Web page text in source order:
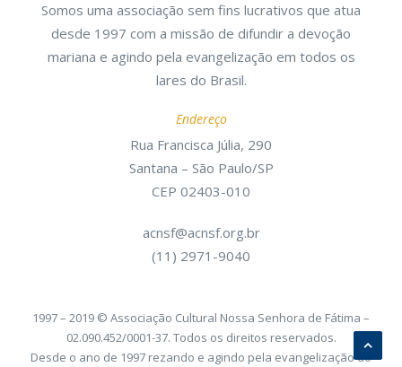
Somos uma associação sem fins lucrativos que atua
desde 1997 com a missão de difundir a devoção
mariana e agindo pela evangelização em todos os
lares do Brasil.
Endereço
Rua Francisca Júlia, 290
Santana – São Paulo/SP
CEP 02403-010
acnsf@acnsf.org.br
(11) 2971-9040
1997 – 2019 © Associação Cultural Nossa Senhora de Fátima –
02.090.452/0001-37. Todos os direitos reservados.
Desde o ano de 1997 rezando e agindo pela evangelização do